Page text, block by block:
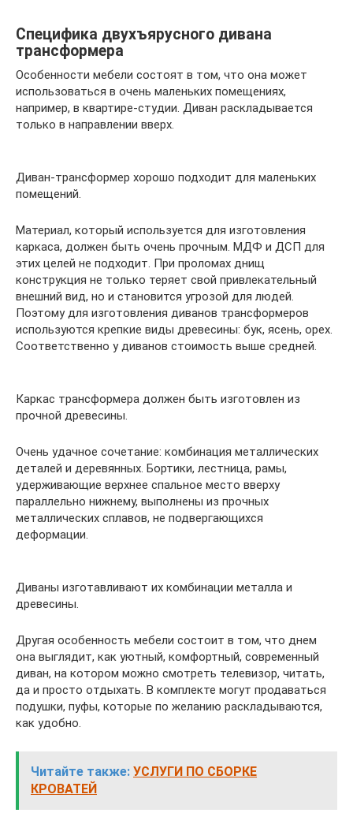
Специфика двухъярусного дивана
трансформера
Особенности мебели состоят в том, что она может
использоваться в очень маленьких помещениях,
например, в квартире-студии. Диван раскладывается
только в направлении вверх.
Диван-трансформер хорошо подходит для маленьких
помещений.
Материал, который используется для изготовления
каркаса, должен быть очень прочным. МДФ и ДСП для
этих целей не подходит. При проломах днищ
конструкция не только теряет свой привлекательный
внешний вид, но и становится угрозой для людей.
Поэтому для изготовления диванов трансформеров
используются крепкие виды древесины: бук, ясень, орех.
Соответственно у диванов стоимость выше средней.
Каркас трансформера должен быть изготовлен из
прочной древесины.
Очень удачное сочетание: комбинация металлических
деталей и деревянных. Бортики, лестница, рамы,
удерживающие верхнее спальное место вверху
параллельно нижнему, выполнены из прочных
металлических сплавов, не подвергающихся
деформации.
Диваны изготавливают их комбинации металла и
древесины.
Другая особенность мебели состоит в том, что днем
она выглядит, как уютный, комфортный, современный
диван, на котором можно смотреть телевизор, читать,
да и просто отдыхать. В комплекте могут продаваться
подушки, пуфы, которые по желанию раскладываются,
как удобно.
Читайте также: УСЛУГИ ПО СБОРКЕ
КРОВАТЕЙ